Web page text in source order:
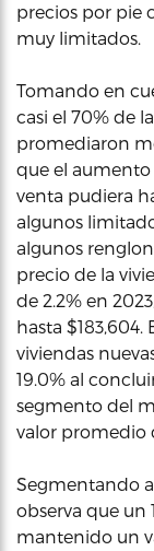
precios por pie
muy limitados.
Tomando en
casi el 70% de
promediaron
que el
venta pudiera
algunos
algunos
precio de la
de 2.2% en
hasta
viviendas
19.0% al
segmento del
valor promedio
Segmentando
observa que un
mantenido un